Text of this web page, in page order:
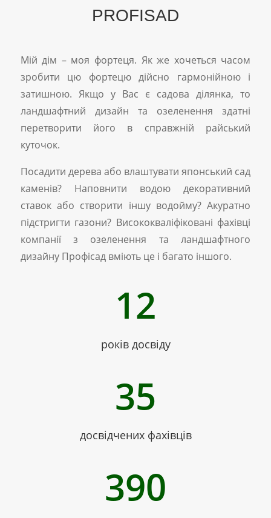
PROFISAD
Мій дім – моя фортеця. Як же хочеться часом
зробити цю фортецю дійсно гармонійною і
затишною. Якщо у Вас є садова ділянка, то
ландшафтний дизайн та озеленення здатні
перетворити його в справжній райський
куточок.
Посадити дерева або влаштувати японський сад
каменів? Наповнити водою декоративний
ставок або створити іншу водойму? Акуратно
підстригти газони? Висококваліфіковані фахівці
компанії з озеленення та ландшафтного
дизайну Профісад вміють це і багато іншого.
12
років досвіду
35
досвідчених фахівців
390